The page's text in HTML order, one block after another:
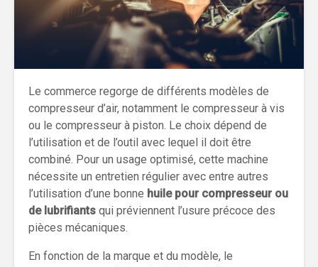
Le commerce regorge de différents modèles de
compresseur d’air, notamment le compresseur à vis
ou le compresseur à piston. Le choix dépend de
l’utilisation et de l’outil avec lequel il doit être
combiné. Pour un usage optimisé, cette machine
nécessite un entretien régulier avec entre autres
l’utilisation d’une bonne huile pour compresseur ou
de lubrifiants qui préviennent l’usure précoce des
pièces mécaniques.
En fonction de la marque et du modèle, le